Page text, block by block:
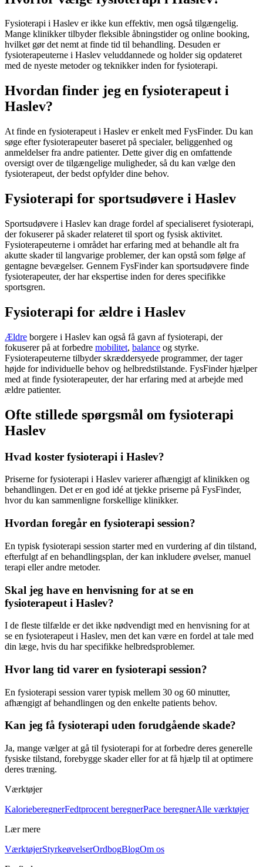
Fysioterapi i Haslev er ikke kun effektiv, men også tilgængelig.
Mange klinikker tilbyder fleksible åbningstider og online booking,
hvilket gør det nemt at finde tid til behandling. Desuden er
fysioterapeuterne i Haslev veluddannede og holder sig opdateret
med de nyeste metoder og teknikker inden forfysioterapi.
Hvordan finder jeg en fysioterapeut i
Haslev?
At finde en fysioterapeut i Haslev er enkelt med FysFinder. Du kan
søge efter fysioterapeuter baseret på specialer, beliggenhed og
anmeldelser fra andre patienter. Dette giver dig en omfattende
oversigt over de tilgængelige muligheder, så du kan vælge den
fysioterapeut, der bedst opfylder dine behov.
Fysioterapi for sportsudøvere i Haslev
Sportsudøvere i Haslev kan drage fordel af specialiseret fysioterapi,
der fokuserer på skader relateret til sport og fysisk aktivitet.
Fysioterapeuterne i området har erfaring med at behandle alt fra
akutte skader til langvarige problemer, der kan opstå som følge af
gentagne bevægelser. Gennem FysFinder kan sportsudøvere finde
fysioterapeuter, der har ekspertise inden for deres specifikke
sportsgren.
Fysioterapi for ældre i Haslev
Ældre borgere i Haslev kan også få gavn affysioterapi, der
fokuserer på at forbedre mobilitet, balance og styrke.
Fysioterapeuterne tilbyder skræddersyede programmer, der tager
højde for individuelle behov og helbredstilstande. FysFinder hjælper
med at finde fysioterapeuter, der har erfaring med at arbejde med
ældre patienter.
Ofte stillede spørgsmål om fysioterapi
Haslev
Hvad koster fysioterapi i Haslev?
Priserne forfysioterapi i Haslev varierer afhængigt af klinikken og
behandlingen. Det er en god idé at tjekke priserne på FysFinder,
hvor du kan sammenligne forskellige klinikker.
Hvordan foregår en fysioterapi session?
En typisk fysioterapi session starter med en vurdering af din tilstand,
efterfulgt af en behandlingsplan, der kan inkludere øvelser, manuel
terapi eller andre metoder.
Skal jeg have en henvisning for at se en
fysioterapeut i Haslev?
I de fleste tilfælde er det ikke nødvendigt med en henvisning for at
se en fysioterapeut i Haslev, men det kan være en fordel at tale med
din læge, hvis du har specifikke helbredsproblemer.
Hvor lang tid varer en fysioterapi session?
En fysioterapi session varer typisk mellem 30 og 60 minutter,
afhængigt af behandlingen og den enkelte patients behov.
Kan jeg få fysioterapi uden forudgående skade?
Ja, mange vælger at gå til fysioterapi for at forbedre deres generelle
fysiske tilstand, forebygge skader eller for at få hjælp til at optimere
deres træning.
Værktøjer
KalorieberegnerFedtprocent beregnerPace beregnerAlle værktøjer
Lær mere
VærktøjerStyrkeøvelserOrdbogBlogOm os